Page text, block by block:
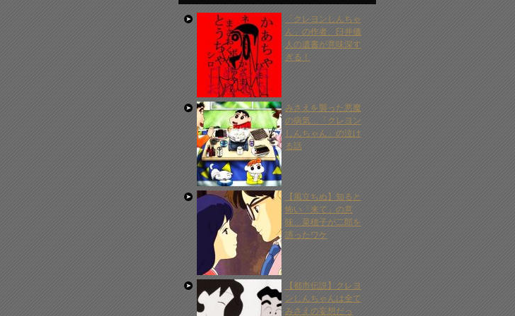
「クレヨンしんちゃ
ん」の作者、臼井儀
人の遺書が意味深す
ぎる！
みさえを襲った悪魔
の病気…「クレヨン
しんちゃん」の泣け
る話
【風立ちぬ】知ると
怖い「来て」の意
味…菜穂子が二郎を
誘ったワケ
【都市伝説】クレヨ
ンしんちゃんは全て
みさえの妄想だっ